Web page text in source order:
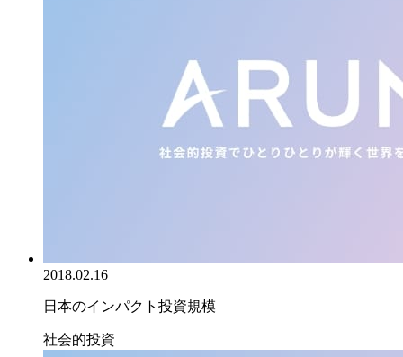
2018.02.16
日本のインパクト投資規模
社会的投資